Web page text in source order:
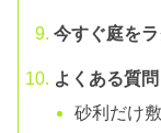
今すぐ庭を
よくある質問
砂利だけ